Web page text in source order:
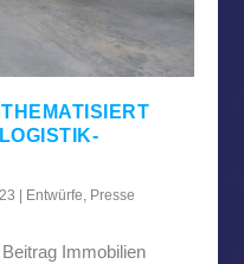
Entwürfe, Presse
Immobilien